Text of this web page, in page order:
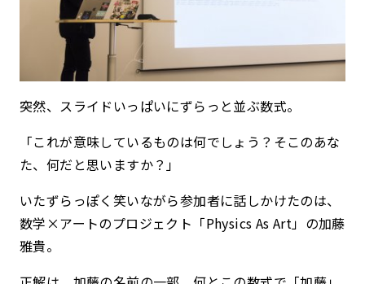
突然、スライドいっぱいにずらっと並ぶ数式。
「これが意味しているものは何でしょう？そこのあな
た、何だと思いますか？」
いたずらっぽく笑いながら参加者に話しかけたのは、
数学×アートのプロジェクト「Physics As Art」の加藤
雅貴。